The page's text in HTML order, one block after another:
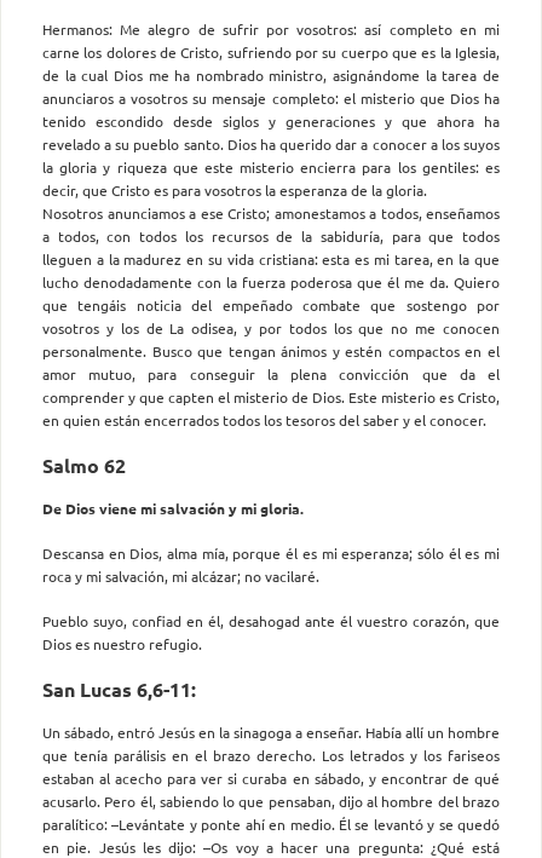
Hermanos: Me alegro de sufrir por vosotros: así completo en mi
carne los dolores de Cristo, sufriendo por su cuerpo que es la Iglesia,
de la cual Dios me ha nombrado ministro, asignándome la tarea de
anunciaros a vosotros su mensaje completo: el misterio que Dios ha
tenido escondido desde siglos y generaciones y que ahora ha
revelado a su pueblo santo. Dios ha querido dar a conocer a los suyos
la gloria y riqueza que este misterio encierra para los gentiles: es
decir, que Cristo es para vosotros la esperanza de la gloria.
Nosotros anunciamos a ese Cristo; amonestamos a todos, enseñamos
a todos, con todos los recursos de la sabiduría, para que todos
lleguen a la madurez en su vida cristiana: esta es mi tarea, en la que
lucho denodadamente con la fuerza poderosa que él me da. Quiero
que tengáis noticia del empeñado combate que sostengo por
vosotros y los de La odisea, y por todos los que no me conocen
personalmente. Busco que tengan ánimos y estén compactos en el
amor mutuo, para conseguir la plena convicción que da el
comprender y que capten el misterio de Dios. Este misterio es Cristo,
en quien están encerrados todos los tesoros del saber y el conocer.
Salmo 62
De Dios viene mi salvación y mi gloria.
Descansa en Dios, alma mía, porque él es mi esperanza; sólo él es mi
roca y mi salvación, mi alcázar; no vacilaré.
Pueblo suyo, confiad en él, desahogad ante él vuestro corazón, que
Dios es nuestro refugio.
San Lucas 6,6-11:
Un sábado, entró Jesús en la sinagoga a enseñar. Había allí un hombre
que tenía parálisis en el brazo derecho. Los letrados y los fariseos
estaban al acecho para ver si curaba en sábado, y encontrar de qué
acusarlo. Pero él, sabiendo lo que pensaban, dijo al hombre del brazo
paralítico: –Levántate y ponte ahí en medio. Él se levantó y se quedó
en pie. Jesús les dijo: –Os voy a hacer una pregunta: ¿Qué está